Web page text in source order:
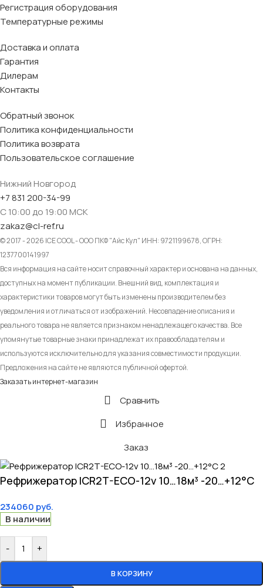
Регистрация оборудования
Температурные режимы
Доставка и оплата
Гарантия
Дилерам
Контакты
Обратный звонок
Политика конфиденциальности
Политика возврата
Пользовательское соглашение
Нижний Новгород
+7 831 200-34-99
С 10:00 до 19:00 МСК
zakaz@cl-ref.ru
© 2017 - 2026 ICE COOL - ООО ПКФ "Айс Кул" ИНН: 9721199678, ОГРН:
1237700141997
Вся информация на сайте носит справочный характер и основана на данных,
доступных на момент публикации. Внешний вид, комплектация и
характеристики товаров могут быть изменены производителем без
уведомления и отличаться от изображений. Несовпадение описания и
реального товара не является признаком ненадлежащего качества. Все
упомянутые товарные знаки принадлежат их правообладателям и
используются исключительно для указания совместимости продукции.
Предложения на сайте не являются публичной офертой.
Заказать интернет-магазин
Сравнить
Избранное
Заказ
Рефрижератор ICR2T-ECO-12v 10…18м³ -20…+12°C
234060 руб.
В наличии
- +
В КОРЗИНУ